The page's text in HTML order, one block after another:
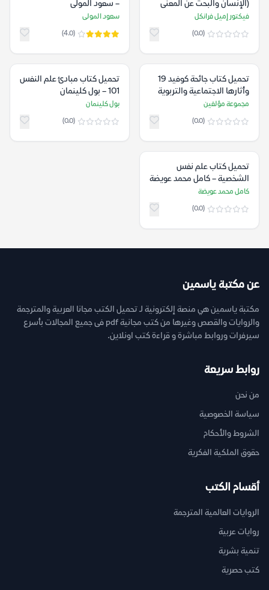
(الإنسان والبحث عن المعنى
النهائي) – فيكتور إميل فرانكل
فيكتور إميل فرانكل
(0.0)
– سعود المولى
سعود المولى
(4.0)
تحميل كتاب جائحة كوفيد 19
وأثارها الاجتماعية والتربوية
والنفسية – مجموعة مؤلفين
مجموعة مؤلفين
(0.0)
تحميل كتاب مبادئ علم النفس
101 – بول كلينمان
بول كلينمان
(0.0)
تحميل كتاب علم نفس
الشخصية – كامل محمد عويضة
كامل محمد عويضة
(0.0)
عن مكتبة ياسمين
مكتبة ياسمين هي منصة إلكترونية لـ تحميل الكتب مجانا العربية والمترجمة
والروايات والقصص وغيرها من كتب مجانية pdf فى جميع المجالات بأسرع
سيرفرات وروابط مباشرة و قراءة كتب اونلاين.
روابط سريعة
من نحن
سياسة الخصوصية
الشروط والأحكام
حقوق الملكية الفكرية
أقسام الكتب
الروايات العالمية المترجمة
روايات عربية
تنمية بشرية
كتب حصرية